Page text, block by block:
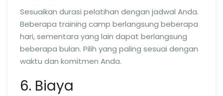
Sesuaikan durasi pelatihan dengan jadwal Anda.
Beberapa training camp berlangsung beberapa
hari, sementara yang lain dapat berlangsung
beberapa bulan. Pilih yang paling sesuai dengan
waktu dan komitmen Anda.
6. Biaya